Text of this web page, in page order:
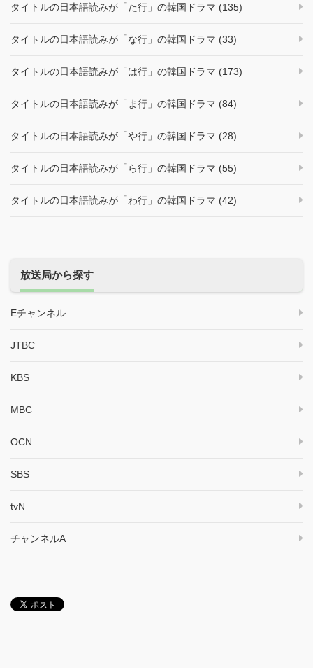
タイトルの日本語読みが「た行」の韓国ドラマ (135)
タイトルの日本語読みが「な行」の韓国ドラマ (33)
タイトルの日本語読みが「は行」の韓国ドラマ (173)
タイトルの日本語読みが「ま行」の韓国ドラマ (84)
タイトルの日本語読みが「や行」の韓国ドラマ (28)
タイトルの日本語読みが「ら行」の韓国ドラマ (55)
タイトルの日本語読みが「わ行」の韓国ドラマ (42)
放送局から探す
Eチャンネル
JTBC
KBS
MBC
OCN
SBS
tvN
チャンネルA